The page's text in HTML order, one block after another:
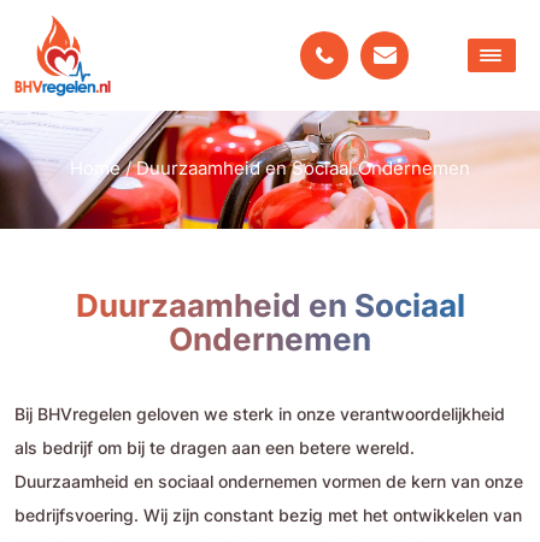
Home/Duurzaamheid en Sociaal Ondernemen
Duurzaamheid en Sociaal
Ondernemen
Bij BHVregelen geloven we sterk in onze verantwoordelijkheid
als bedrijf om bij te dragen aan een betere wereld.
Duurzaamheid en sociaal ondernemen vormen de kern van onze
bedrijfsvoering. Wij zijn constant bezig met het ontwikkelen van